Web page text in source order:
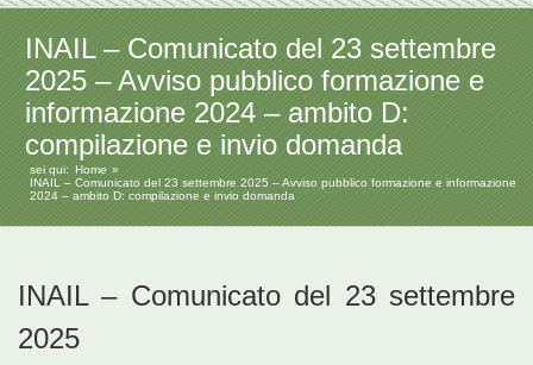
INAIL – Comunicato del 23 settembre
2025 – Avviso pubblico formazione e
informazione 2024 – ambito D:
compilazione e invio domanda
sei qui: Home
INAIL – Comunicato del 23 settembre 2025 – Avviso pubblico formazione e informazione
2024 – ambito D: compilazione e invio domanda
INAIL – Comunicato del 23 settembre
2025